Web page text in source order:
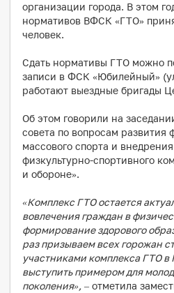
организации города. В этом
нормативов ВФСК «ГТО»
человек.
Сдать нормативы ГТО можно
записи в ФСК «Юбилейный»
работают выездные бригады
Об этом говорили на
совета по вопросам развития
массового спорта и
физкультурно-спортивного
и обороне».
«Комплекс ГТО остается
вовлечения граждан в
формирование здорового
раз призываем всех горожан
участниками комплекса ГТО
выступить примером для
поколения», – отметила